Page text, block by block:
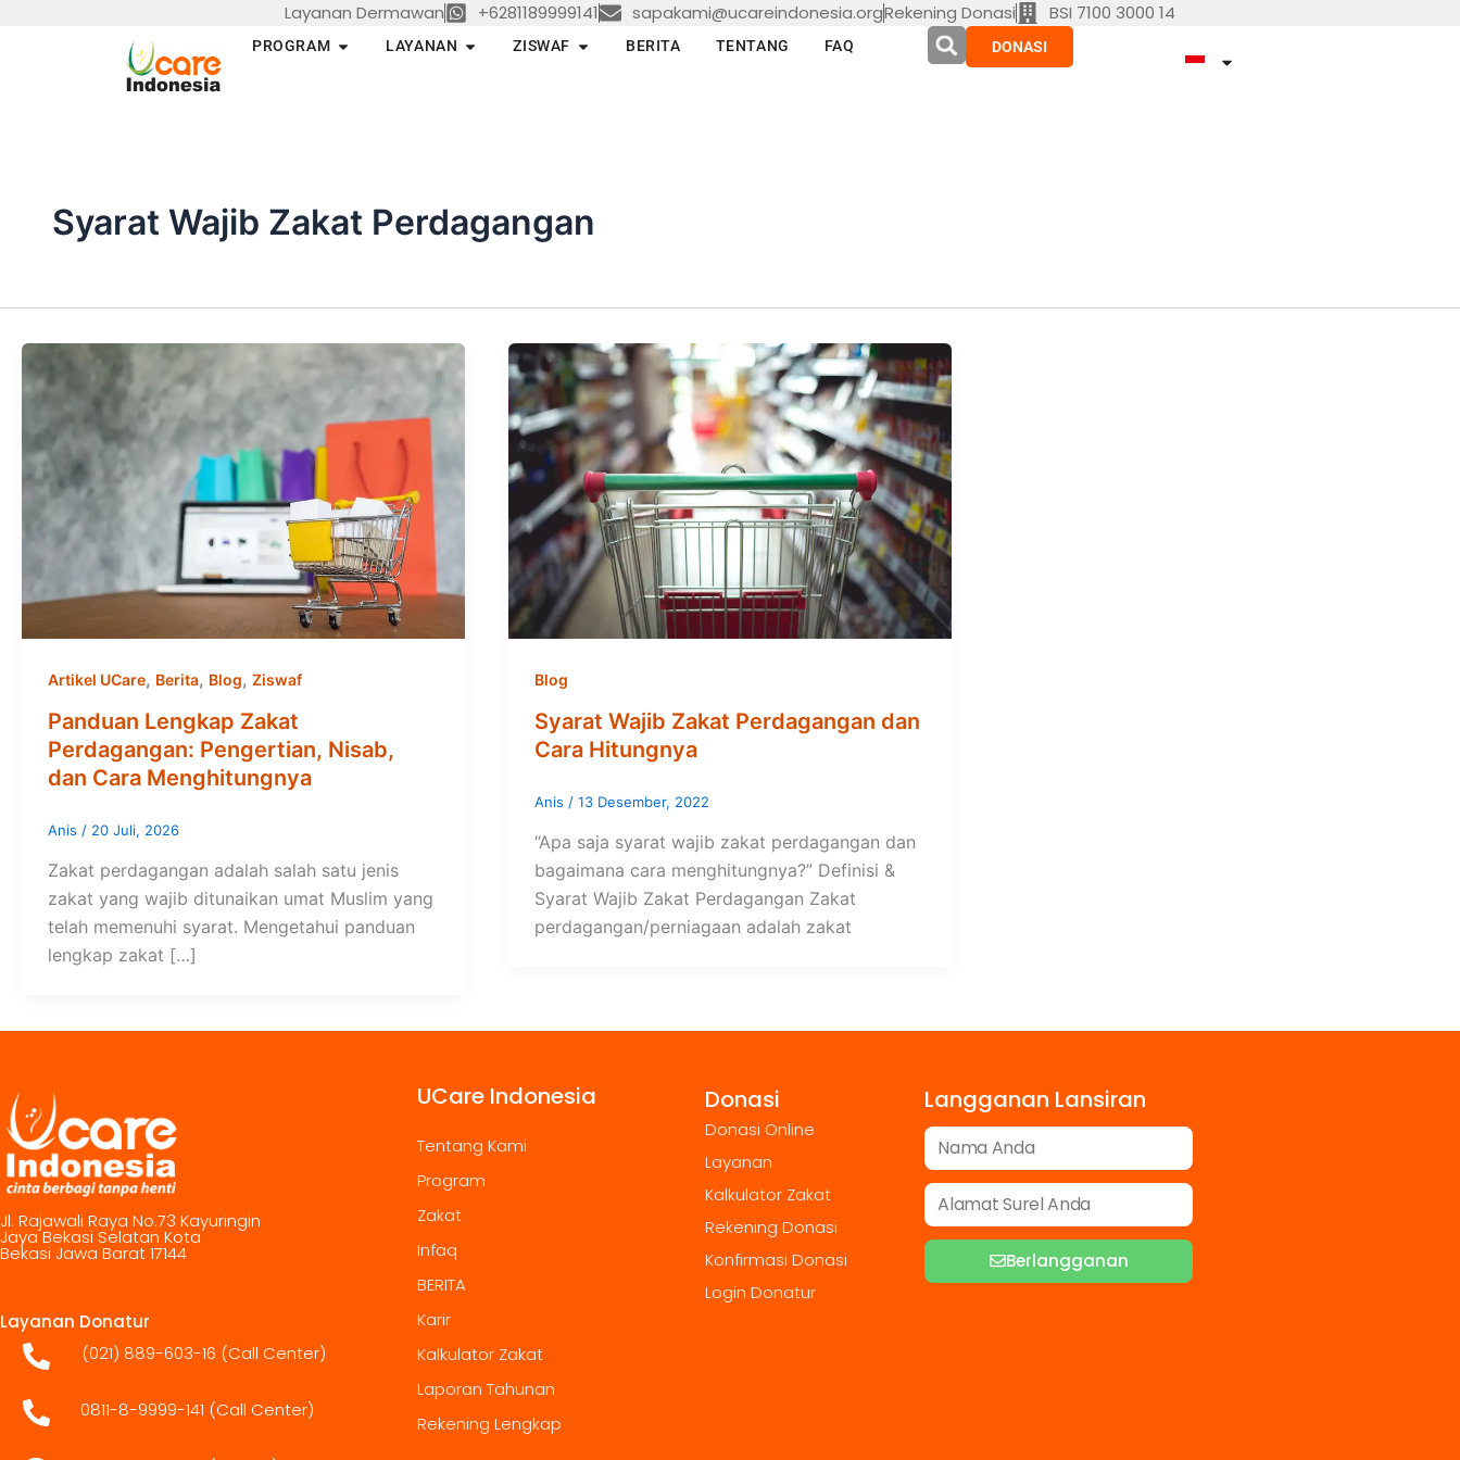
Layanan Dermawan +6281189999141 sapakami@ucareindonesia.orgRekening Donasi BSI 7100 3000 14
PROGRAM Open PROGRAM
LAYANAN Open LAYANAN
ZISWAF Open ZISWAF
BERITA TENTANG FAQ DONASI
Syarat Wajib Zakat Perdagangan
Artikel UCare, Berita, Blog, Ziswaf
Panduan Lengkap Zakat
Perdagangan: Pengertian, Nisab,
dan Cara Menghitungnya
Anis / 20 Juli, 2026
Zakat perdagangan adalah salah satu jenis
zakat yang wajib ditunaikan umat Muslim yang
telah memenuhi syarat. Mengetahui panduan
lengkap zakat […]
Blog
Syarat Wajib Zakat Perdagangan dan
Cara Hitungnya
Anis / 13 Desember, 2022
“Apa saja syarat wajib zakat perdagangan dan
bagaimana cara menghitungnya?” Definisi &
Syarat Wajib Zakat Perdagangan Zakat
perdagangan/perniagaan adalah zakat
Jl. Rajawali Raya No.73 Kayuringin
Jaya Bekasi Selatan Kota
Bekasi Jawa Barat 17144
Layanan Donatur
(021) 889-603-16 (Call Center)
0811-8-9999-141 (Call Center)
UCare Indonesia
Tentang Kami
Program
Zakat
Infaq
BERITA
Karir
Kalkulator Zakat
Laporan Tahunan
Rekening Lengkap
Donasi
Donasi Online
Layanan
Kalkulator Zakat
Rekening Donasi
Konfirmasi Donasi
Login Donatur
Langganan Lansiran
Berlangganan